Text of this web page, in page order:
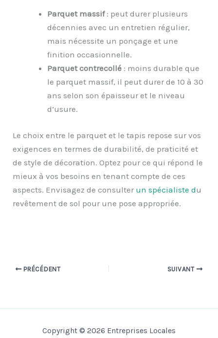
Parquet massif: peut durer plusieurs
décennies avec un entretien régulier,
mais nécessite un ponçage et une
finition occasionnelle.
Parquet contrecollé : moins durable que
le parquet massif, il peut durer de 10 à 30
ans selon son épaisseur et le niveau
d’usure.
Le choix entre le parquet et le tapis repose sur vos
exigences en termes de durabilité, de praticité et
de style de décoration. Optez pour ce qui répond le
mieux à vos besoins en tenant compte de ces
aspects. Envisagez de consulter un spécialistedu
revêtement de sol pour une pose appropriée.
PRÉCÉDENT SUIVANT
Copyright © 2026 Entreprises Locales